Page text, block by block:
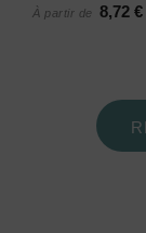
À partir de
8,72 €